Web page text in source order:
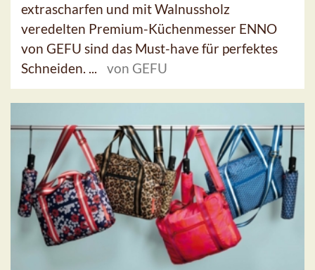
extrascharfen und mit Walnussholz
veredelten Premium-Küchenmesser ENNO
von GEFU sind das Must-have für perfektes
Schneiden. ...
von GEFU